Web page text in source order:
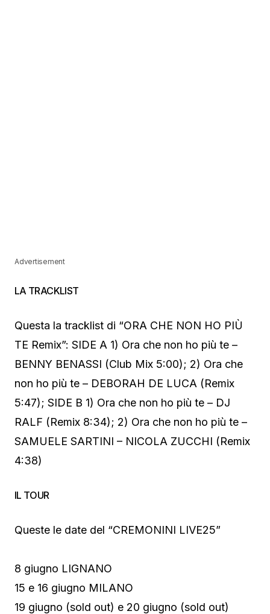
Advertisement
LA TRACKLIST
Questa la tracklist di “ORA CHE NON HO PIÙ
TE Remix”: SIDE A 1) Ora che non ho più te –
BENNY BENASSI (Club Mix 5:00); 2) Ora che
non ho più te – DEBORAH DE LUCA (Remix
5:47); SIDE B 1) Ora che non ho più te – DJ
RALF (Remix 8:34); 2) Ora che non ho più te –
SAMUELE SARTINI – NICOLA ZUCCHI (Remix
4:38)
IL TOUR
Queste le date del “CREMONINI LIVE25”
8 giugno LIGNANO
15 e 16 giugno MILANO
19 giugno (sold out) e 20 giugno (sold out)